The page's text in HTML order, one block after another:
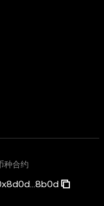
Variant Fund, SV Angel
种合约